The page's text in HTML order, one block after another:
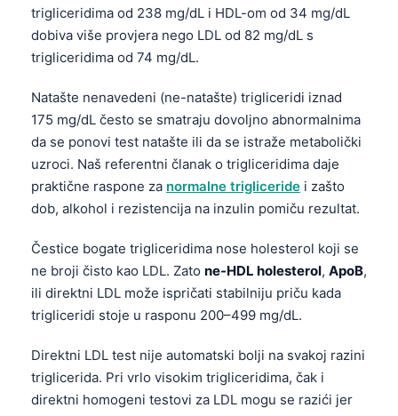
trigliceridima od 238 mg/dL i HDL-om od 34 mg/dL
dobiva više provjera nego LDL od 82 mg/dL s
trigliceridima od 74 mg/dL.
Natašte nenavedeni (ne-natašte) trigliceridi iznad
175 mg/dL često se smatraju dovoljno abnormalnima
da se ponovi test natašte ili da se istraže metabolički
uzroci. Naš referentni članak o trigliceridima daje
praktične rasponе za normalne trigliceride i zašto
dob, alkohol i rezistencija na inzulin pomiču rezultat.
Čestice bogate trigliceridima nose holesterol koji se
ne broji čisto kao LDL. Zato ne-HDL holesterol, ApoB,
ili direktni LDL može ispričati stabilniju priču kada
trigliceridi stoje u rasponu 200–499 mg/dL.
Direktni LDL test nije automatski bolji na svakoj razini
triglicerida. Pri vrlo visokim trigliceridima, čak i
direktni homogeni testovi za LDL mogu se razići jer